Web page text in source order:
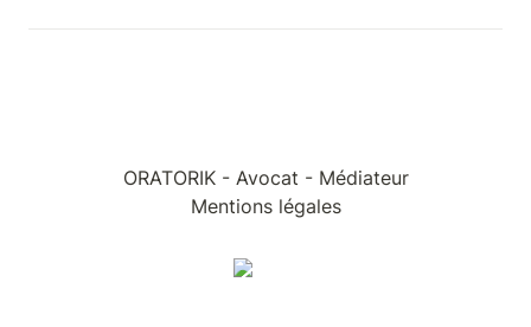
ORATORIK - Avocat - Médiateur
Mentions légales